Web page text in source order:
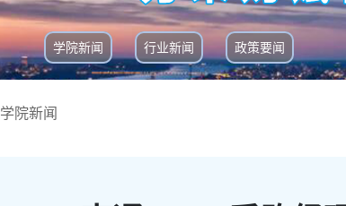
学院新闻 行业新闻 政策要闻
学院新闻